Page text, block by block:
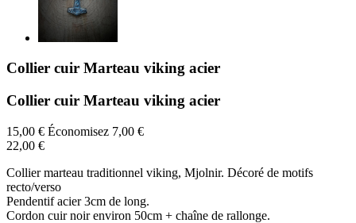
Collier cuir Marteau viking acier
Collier cuir Marteau viking acier
15,00 € Économisez 7,00 €
22,00 €
Collier marteau traditionnel viking, Mjolnir. Décoré de motifs
recto/verso
Pendentif acier 3cm de long.
Cordon cuir noir environ 50cm + chaîne de rallonge.